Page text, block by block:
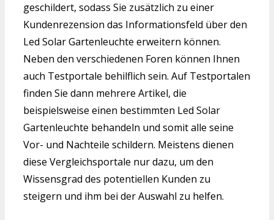
geschildert, sodass Sie zusätzlich zu einer
Kundenrezension das Informationsfeld über den
Led Solar Gartenleuchte erweitern können.
Neben den verschiedenen Foren können Ihnen
auch Testportale behilflich sein. Auf Testportalen
finden Sie dann mehrere Artikel, die
beispielsweise einen bestimmten Led Solar
Gartenleuchte behandeln und somit alle seine
Vor- und Nachteile schildern. Meistens dienen
diese Vergleichsportale nur dazu, um den
Wissensgrad des potentiellen Kunden zu
steigern und ihm bei der Auswahl zu helfen.